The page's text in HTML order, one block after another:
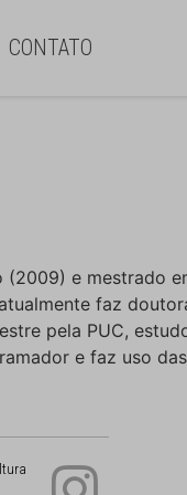
CONTATO
(2009) e mestrado
faz
pela PUC,
e faz uso das